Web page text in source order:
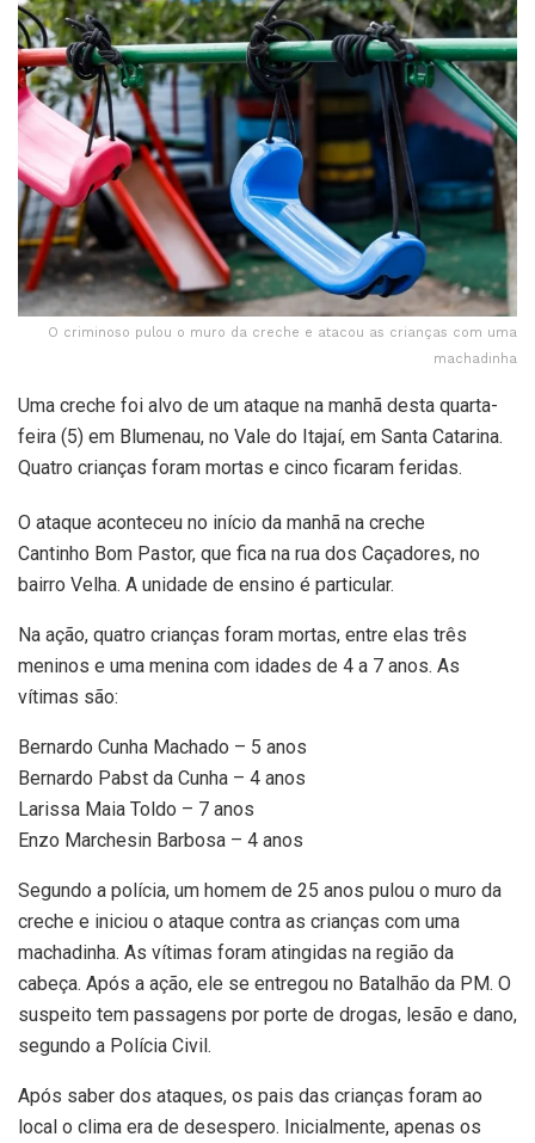
O criminoso pulou o muro da creche e atacou as crianças com uma
machadinha
Uma creche foi alvo de um ataque na manhã desta quarta-
feira (5) em Blumenau, no Vale do Itajaí, em Santa Catarina.
Quatro crianças foram mortas e cinco ficaram feridas.
O ataque aconteceu no início da manhã na creche
Cantinho Bom Pastor, que fica na rua dos Caçadores, no
bairro Velha. A unidade de ensino é particular.
Na ação, quatro crianças foram mortas, entre elas três
meninos e uma menina com idades de 4 a 7 anos. As
vítimas são:
Bernardo Cunha Machado – 5 anos
Bernardo Pabst da Cunha – 4 anos
Larissa Maia Toldo – 7 anos
Enzo Marchesin Barbosa – 4 anos
Segundo a polícia, um homem de 25 anos pulou o muro da
creche e iniciou o ataque contra as crianças com uma
machadinha. As vítimas foram atingidas na região da
cabeça. Após a ação, ele se entregou no Batalhão da PM. O
suspeito tem passagens por porte de drogas, lesão e dano,
segundo a Polícia Civil.
Após saber dos ataques, os pais das crianças foram ao
local o clima era de desespero. Inicialmente, apenas os